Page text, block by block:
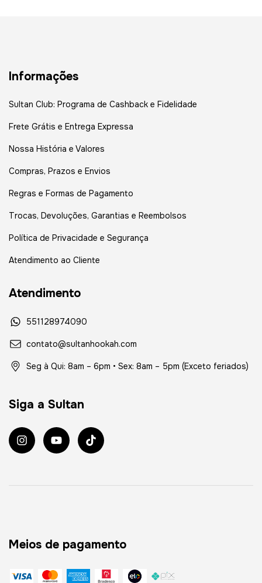
Informações
Sultan Club: Programa de Cashback e Fidelidade
Frete Grátis e Entrega Expressa
Nossa História e Valores
Compras, Prazos e Envios
Regras e Formas de Pagamento
Trocas, Devoluções, Garantias e Reembolsos
Política de Privacidade e Segurança
Atendimento ao Cliente
Atendimento
551128974090
contato@sultanhookah.com
Seg à Qui: 8am – 6pm • Sex: 8am – 5pm (Exceto feriados)
Siga a Sultan
Meios de pagamento